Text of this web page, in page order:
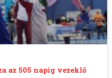
az 505 napig vezeklő